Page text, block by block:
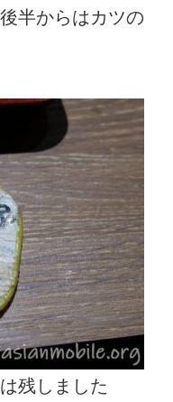
半からはカツの
残しました